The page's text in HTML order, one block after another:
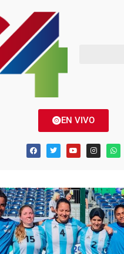
EN VIVO